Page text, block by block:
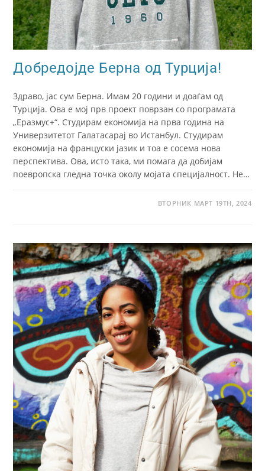
Добредојде Берна од Турција!
Здраво, јас сум Берна. Имам 20 години и доаѓам од
Турција. Ова е мој прв проект поврзан со програмата
„Еразмус+“. Студирам економија на прва година на
Универзитетот Галатасарај во Истанбул. Студирам
економија на француски јазик и тоа е сосема нова
перспектива. Ова, исто така, ми помага да добијам
поевропска гледна точка околу мојата специјалност. Не…
ВТОРНИК МАРТ 19TH, 2024